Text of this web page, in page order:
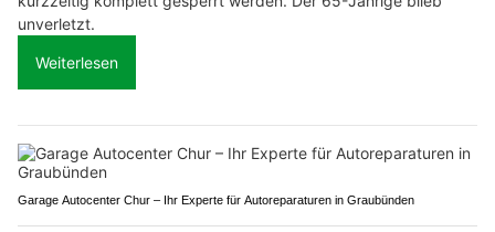
unverletzt.
Weiterlesen
Garage Autocenter Chur – Ihr Experte für Autoreparaturen in Graubünden